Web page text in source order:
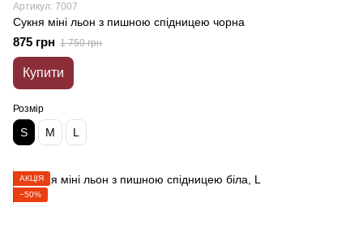
Артикул: 7007
Сукня міні льон з пишною спідницею чорна
875 грн 1 750 грн
Купити
Розмір
S M L
АКЦІЯ
−50%